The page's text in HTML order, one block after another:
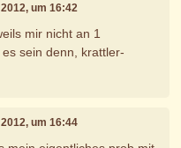
um 16:42
mir nicht an 1
sein denn, krattler-
um 16:44